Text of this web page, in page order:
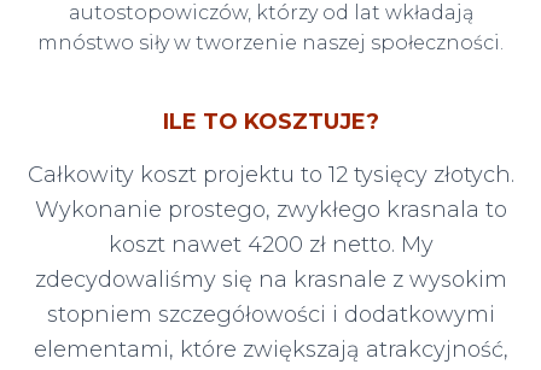
autostopowiczów, którzy od lat wkładają
mnóstwo siły w tworzenie naszej społeczności.
ILE TO KOSZTUJE?
Całkowity koszt projektu to 12 tysięcy złotych.
Wykonanie prostego, zwykłego krasnala to
koszt nawet 4200 zł netto. My
zdecydowaliśmy się na krasnale z wysokim
stopniem szczegółowości i dodatkowymi
elementami, które zwiększają atrakcyjność,